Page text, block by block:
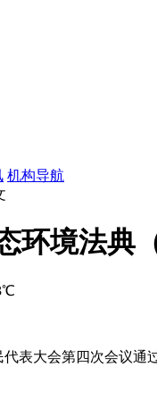
机构导航
境法典（
代表大会第四次会议通